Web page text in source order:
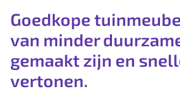
Goedkope
van minder
gemaakt zijn en
vertonen.